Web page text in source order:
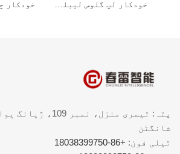
پتہ: تیسری منزل، نمبر
شانگٹن
ٹیلی فون: +86-18038399750